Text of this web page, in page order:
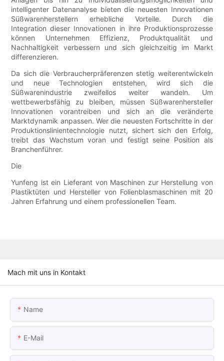
intelligenter Datenanalyse bieten die neuesten Innovationen
Süßwarenherstellern erhebliche Vorteile. Durch die
Integration dieser Innovationen in ihre Produktionsprozesse
können Unternehmen Effizienz, Produktqualität und
Nachhaltigkeit verbessern und sich gleichzeitig im Markt
differenzieren.
Da sich die Verbraucherpräferenzen stetig weiterentwickeln
und neue Technologien entstehen, wird sich die
Süßwarenindustrie zweifellos weiter wandeln. Um
wettbewerbsfähig zu bleiben, müssen Süßwarenhersteller
Innovationen vorantreiben und sich an die veränderte
Marktdynamik anpassen. Wer die neuesten Fortschritte in der
Produktionslinientechnologie nutzt, sichert sich den Erfolg,
treibt das Wachstum voran und festigt seine Position als
Branchenführer.
Die
Yunfeng ist ein Lieferant von Maschinen zur Herstellung von
Plastiktüten und Hersteller von Folienblasmaschinen mit 20
Jahren Erfahrung und einem professionellen Team.
Mach mit uns in Kontakt
Name
E-Mail